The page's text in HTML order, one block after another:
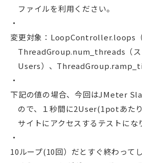
ファイルを利用ください。
変更対象：LoopController.loops（
ThreadGroup.num_threads（ス
Users）、
下記の値の場合、今回はJMeter
ので、１秒間に2User(1potあた
サイトにアクセスするテストにな
10ループ(10回）だとすぐ終わって